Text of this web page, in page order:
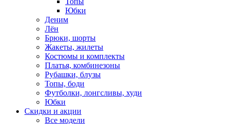
Юбки
Деним
Лён
Брюки, шорты
Жакеты, жилеты
Костюмы и комплекты
Платья, комбинезоны
Рубашки, блузы
Топы, боди
Футболки, лонгсливы, худи
Юбки
Скидки и акции
Все модели